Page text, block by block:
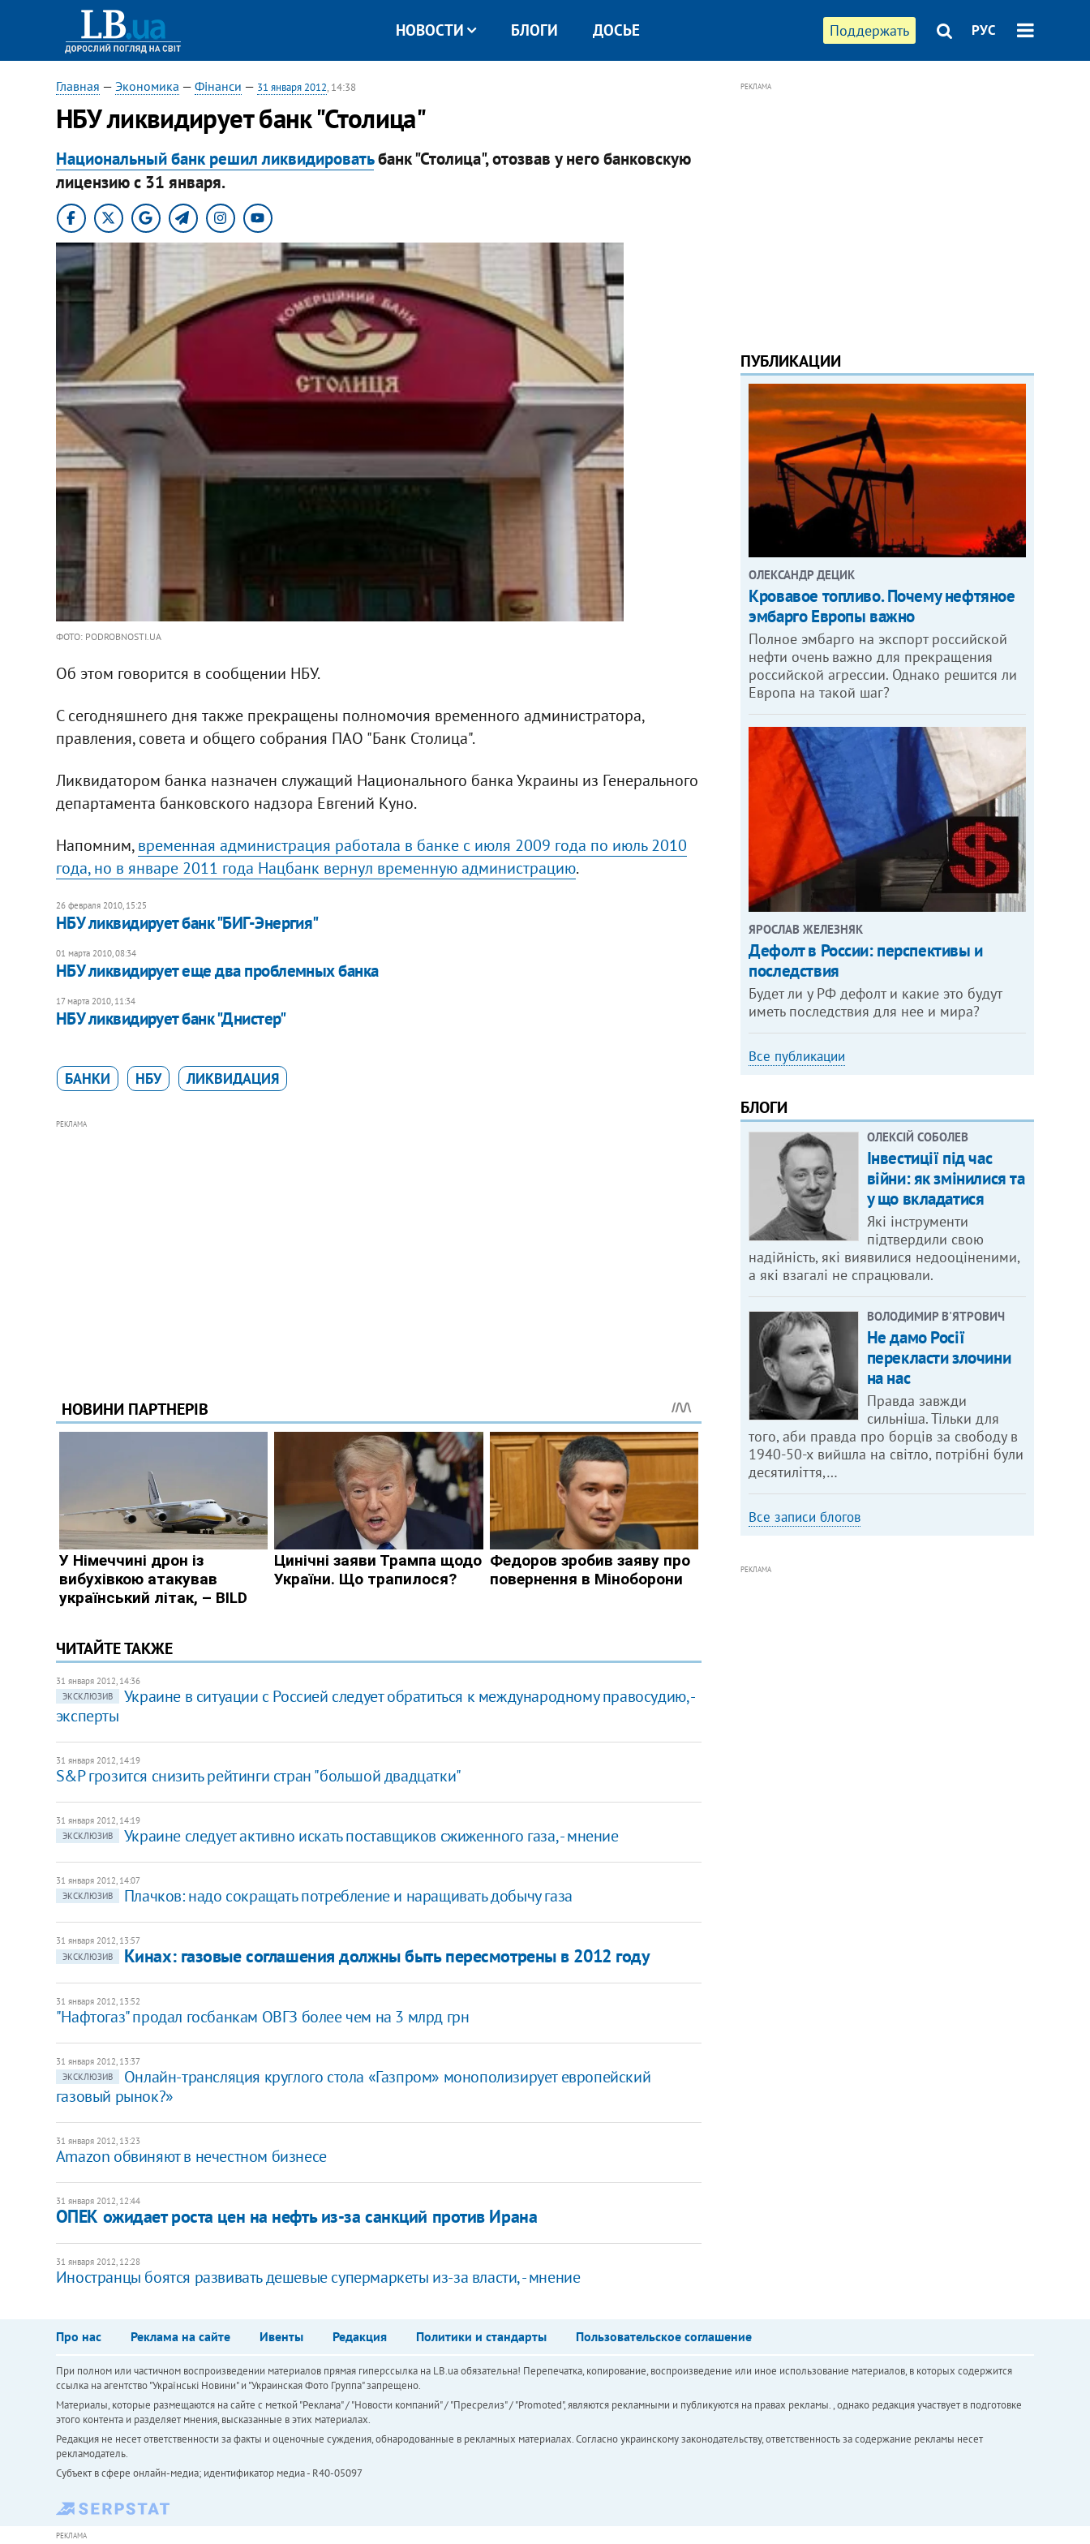
Поддержать РУС
НОВОСТИ БЛОГИ ДОСЬЕ
Главная — Экономика — Фінанси — 31 января 2012, 14:38
НБУ ликвидирует банк "Столица"
Национальный банк решил ликвидироватьбанк "Столица", отозвав у него банковскую
лицензию с 31 января.
ФОТО: PODROBNOSTI.UA
Об этом говорится в сообщении НБУ.
С сегодняшнего дня также прекращены полномочия временного администратора,
правления, совета и общего собрания ПАО "Банк Столица".
Ликвидатором банка назначен служащий Национального банка Украины из Генерального
департамента банковского надзора Евгений Куно.
Напомним,временная администрация работала в банке с июля 2009 года по июль 2010
года, но в январе 2011 года Нацбанк вернул временную администрацию.
26 февраля 2010, 15:25
НБУ ликвидирует банк "БИГ-Энергия"
01 марта 2010, 08:34
НБУ ликвидирует еще два проблемных банка
17 марта 2010, 11:34
НБУ ликвидирует банк "Днистер"
БАНКИ НБУ ЛИКВИДАЦИЯ
РЕКЛАМА
ЧИТАЙТЕ ТАКЖЕ
31 января 2012, 14:36
ЭКСКЛЮЗИВ
Украине в ситуации с Россией следует обратиться к международному правосудию, -
эксперты
31 января 2012, 14:19
S&P грозится снизить рейтинги стран "большой двадцатки"
31 января 2012, 14:19
ЭКСКЛЮЗИВ
Украине следует активно искать поставщиков сжиженного газа, - мнение
31 января 2012, 14:07
ЭКСКЛЮЗИВ
Плачков: надо сокращать потребление и наращивать добычу газа
31 января 2012, 13:57
ЭКСКЛЮЗИВ
Кинах: газовые соглашения должны быть пересмотрены в 2012 году
31 января 2012, 13:52
"Нафтогаз" продал госбанкам ОВГЗ более чем на 3 млрд грн
31 января 2012, 13:37
ЭКСКЛЮЗИВ
Онлайн-трансляция круглого стола «Газпром» монополизирует европейский
газовый рынок?»
31 января 2012, 13:23
Amazon обвиняют в нечестном бизнесе
31 января 2012, 12:44
ОПЕК ожидает роста цен на нефть из-за санкций против Ирана
31 января 2012, 12:28
Иностранцы боятся развивать дешевые супермаркеты из-за власти, - мнение
РЕКЛАМА
ПУБЛИКАЦИИ
ОЛЕКСАНДР ДЕЦИК
Кровавое топливо. Почему нефтяное
эмбарго Европы важно
Полное эмбарго на экспорт российской
нефти очень важно для прекращения
российской агрессии. Однако решится ли
Европа на такой шаг?
ЯРОСЛАВ ЖЕЛЕЗНЯК
Дефолт в России: перспективы и
последствия
Будет ли у РФ дефолт и какие это будут
иметь последствия для нее и мира?
Все публикации
БЛОГИ
ОЛЕКСІЙ СОБОЛЕВ
Інвестиції під час
війни: як змінилися та
у що вкладатися
Які інструменти
підтвердили свою
надійність, які виявилися недооціненими,
а які взагалі не спрацювали.
ВОЛОДИМИР В'ЯТРОВИЧ
Не дамо Росії
перекласти злочини
на нас
Правда завжди
сильніша. Тільки для
того, аби правда про борців за свободу в
1940-50-х вийшла на світло, потрібні були
десятиліття,…
Все записи блогов
РЕКЛАМА
Про нас Реклама на сайте Ивенты Редакция Политики и стандарты Пользовательское соглашение
При полном или частичном воспроизведении материалов прямая гиперссылка на LB.ua обязательна! Перепечатка, копирование, воспроизведение или иное использование материалов, в которых содержится
ссылка на агентство "Українськi Новини" и "Украинская Фото Группа" запрещено.
Материалы, которые размещаются на сайте с меткой "Реклама" / "Новости компаний" / "Пресрелиз" / "Promoted", являются рекламными и публикуются на правах рекламы. , однако редакция участвует в подготовке
этого контента и разделяет мнения, высказанные в этих материалах.
Редакция не несет ответственности за факты и оценочные суждения, обнародованные в рекламных материалах. Согласно украинскому законодательству, ответственность за содержание рекламы несет
рекламодатель.
Субъект в сфере онлайн-медиа; идентификатор медиа - R40-05097
РЕКЛАМА